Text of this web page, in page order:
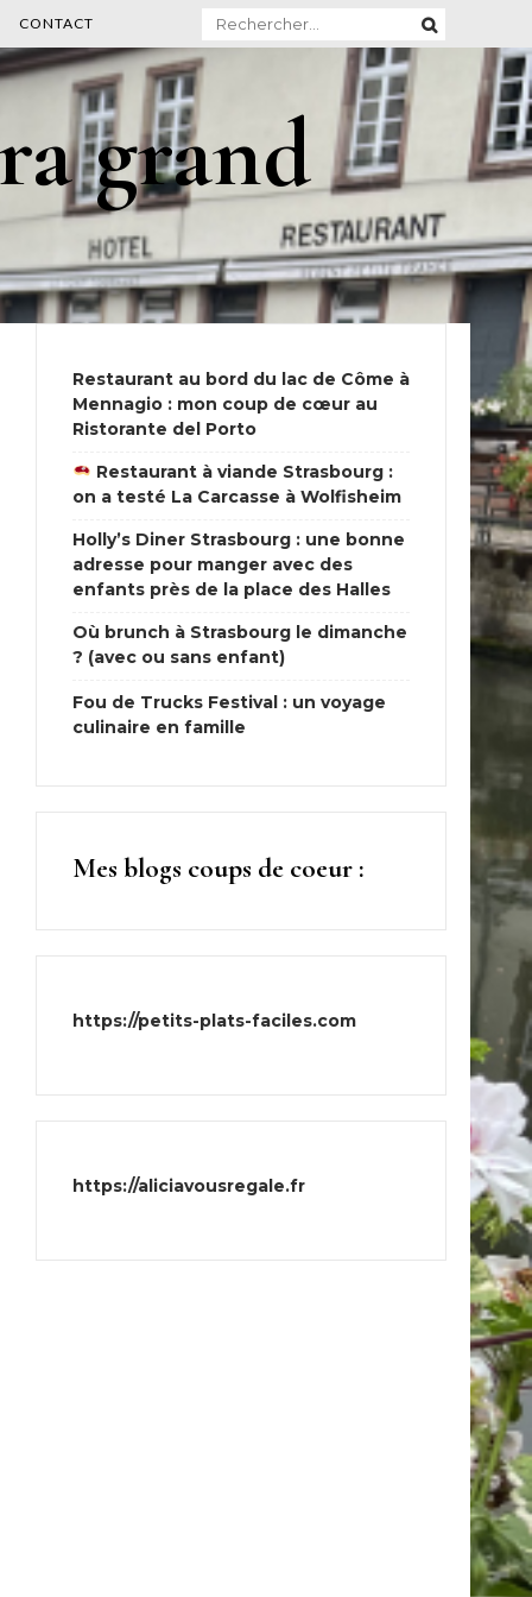
CONTACT
grand
Restaurant au bord du lac de Côme à
Mennagio : mon coup de cœur au
Ristorante del Porto
Restaurant à viande Strasbourg :
on a testé La Carcasse à Wolfisheim
Holly’s Diner Strasbourg : une bonne
adresse pour manger avec des
enfants près de la place des Halles
Où brunch à Strasbourg le dimanche
? (avec ou sans enfant)
Fou de Trucks Festival : un voyage
culinaire en famille
Mes blogs coups de coeur :
https://petits-plats-faciles.com
https://aliciavousregale.fr